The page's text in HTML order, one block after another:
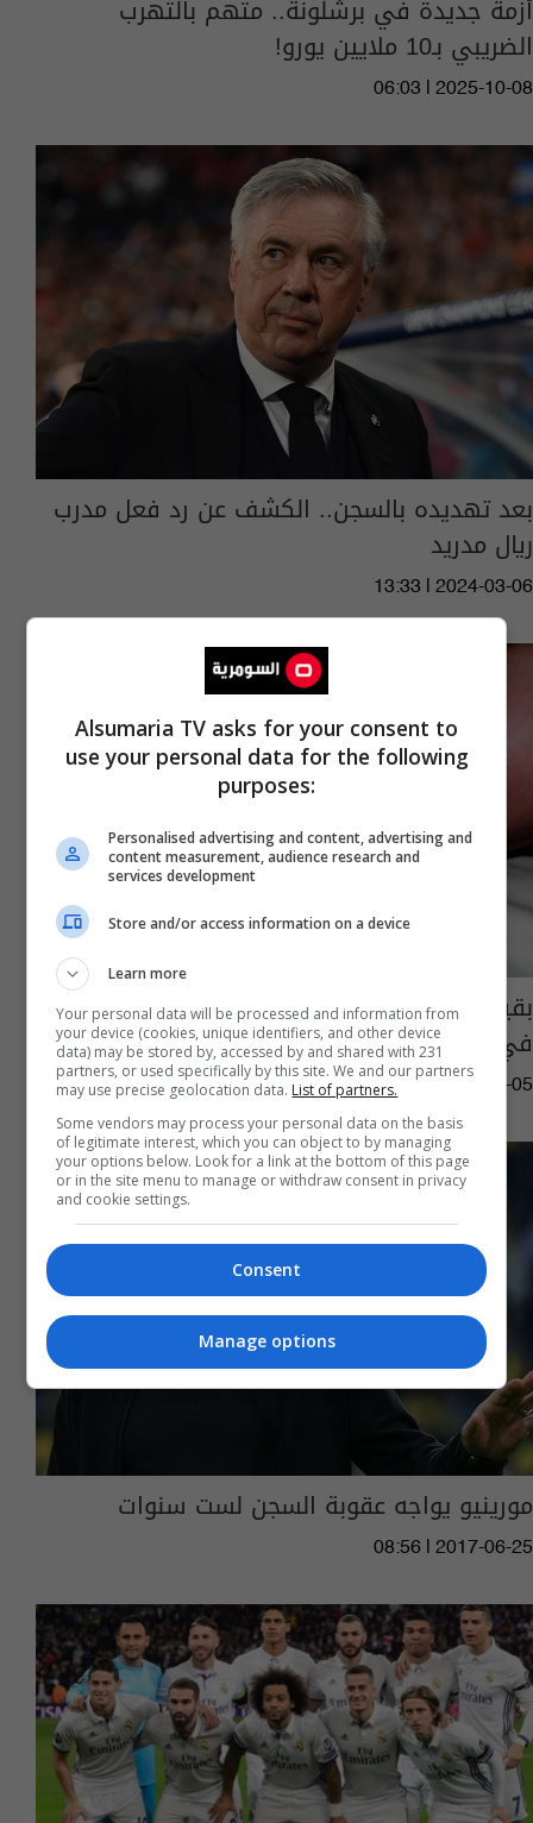
أزمة جديدة في برشلونة.. متهم بالتهرب
الضريبي بـ10 ملايين يورو!
06:03 | 2025-10-08
بعد تهديده بالسجن.. الكشف عن رد فعل مدرب
ريال مدريد
13:33 | 2024-03-06
بقيمة 64 مليون دولار.. ضبط أكبر كمية مخدرات
في العالم
10:03 | 2022-11-05
مورينيو يواجه عقوبة السجن لست سنوات
08:56 | 2017-06-25
Alsumaria TV asks for your consent to
use your personal data for the following
purposes:
Personalised advertising and content, advertising and
content measurement, audience research and
services development
Store and/or access information on a device
Learn more
Your personal data will be processed and information from
your device (cookies, unique identifiers, and other device
data) may be stored by, accessed by and shared with 231
partners, or used specifically by this site. We and our partners
may use precise geolocation data. List of partners.
Some vendors may process your personal data on the basis
of legitimate interest, which you can object to by managing
your options below. Look for a link at the bottom of this page
or in the site menu to manage or withdraw consent in privacy
and cookie settings.
Consent
Manage options